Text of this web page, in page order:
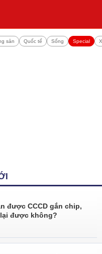
sản Quốc tế Sống Special
được CCCD gắn chip,
được không?